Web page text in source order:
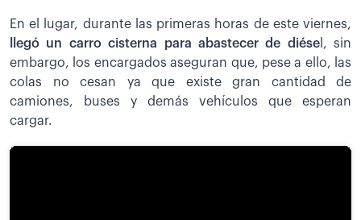
En el lugar, durante las primeras horas de este viernes,
llegó un carro cisterna para abastecer de diésel, sin
embargo, los encargados aseguran que, pese a ello, las
colas no cesan ya que existe gran cantidad de
camiones, buses y demás vehículos que esperan
cargar.